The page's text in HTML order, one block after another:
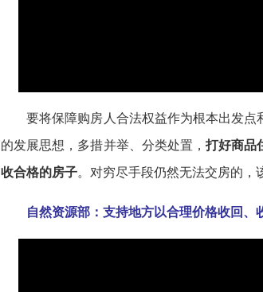
要将保障购房人合法权益作为根本出发点
的发展思想，多措并举、分类处置， 打好商品
收合格的房子。对穷尽手段仍然无法交房的，
自然资源部：支持地方以合理价格收回、